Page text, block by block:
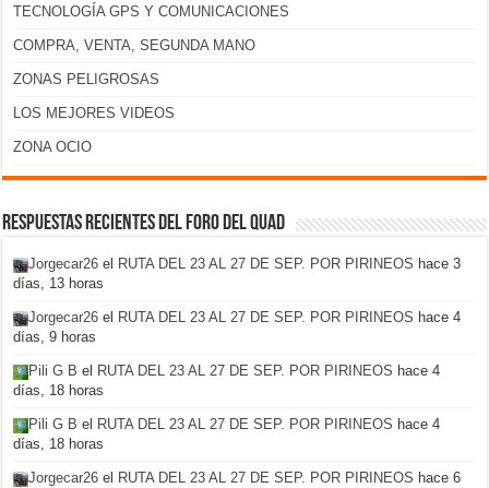
TECNOLOGÍA GPS Y COMUNICACIONES
COMPRA, VENTA, SEGUNDA MANO
ZONAS PELIGROSAS
LOS MEJORES VIDEOS
ZONA OCIO
Respuestas recientes del foro del Quad
Jorgecar26 el RUTA DEL 23 AL 27 DE SEP. POR PIRINEOS hace 3
días, 13 horas
Jorgecar26 el RUTA DEL 23 AL 27 DE SEP. POR PIRINEOS hace 4
días, 9 horas
Pili G B el RUTA DEL 23 AL 27 DE SEP. POR PIRINEOS hace 4
días, 18 horas
Pili G B el RUTA DEL 23 AL 27 DE SEP. POR PIRINEOS hace 4
días, 18 horas
Jorgecar26 el RUTA DEL 23 AL 27 DE SEP. POR PIRINEOS hace 6